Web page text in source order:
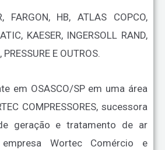
FARGON, HB, ATLAS COPCO,
KAESER, INGERSOLL RAND,
E OUTROS.
em OSASCO/SP em uma área
COMPRESSORES, sucessora
geração e tratamento de ar
Wortec Comércio e